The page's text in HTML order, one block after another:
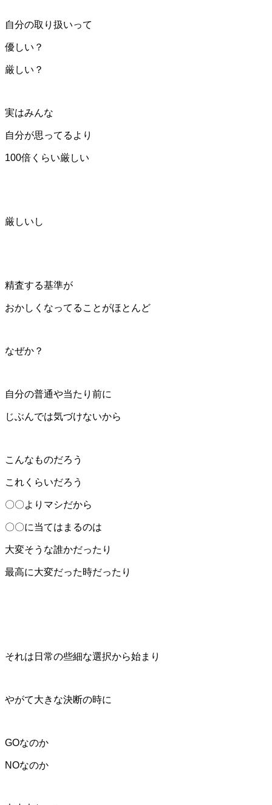
自分の取り扱いって
優しい？
厳しい？
実はみんな
自分が思ってるより
100倍くらい厳しい
厳しいし
精査する基準が
おかしくなってることがほとんど
なぜか？
自分の普通や当たり前に
じぶんでは気づけないから
こんなものだろう
これくらいだろう
〇〇よりマシだから
〇〇に当てはまるのは
大変そうな誰かだったり
最高に大変だった時だったり
それは日常の些細な選択から始まり
やがて大きな決断の時に
GOなのか
NOなのか